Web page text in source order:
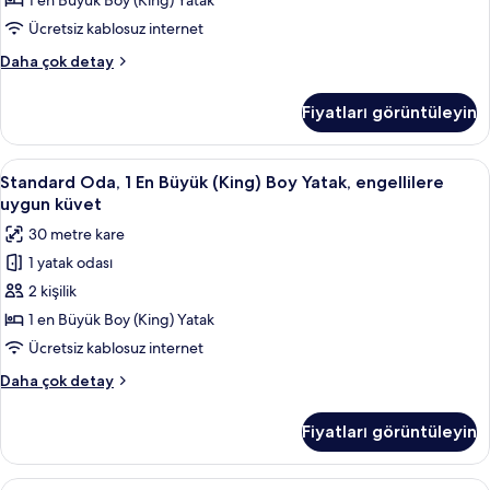
detay
için
fotoğrafları
Ücretsiz kablosuz internet
Daha çok detay
Bir
Boy
Yataklı
hakkında
daha
fazla
detay
Fiyatları görüntüleyin
Standard
Oda,
1
En
Büyük
(King)
Boy
Yatak,
engellilere
uygun
için
tüm
Odada kasa, masa, ütü/ütü masası,
6
Standard Oda, 1 En Büyük (King) Boy Yatak, engellilere
uygun küvet
30 metre kare
1 yatak odası
2 kişilik
1 en Büyük Boy (King) Yatak
Ücretsiz kablosuz internet
Daha çok detay
Standard
Büyük
(King)
Fiyatları görüntüleyin
Standard Oda | Odada kasa, masa,